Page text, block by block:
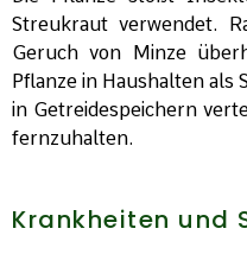
Streukraut verwendet.
Geruch von Minze
Pflanze in Haushalten
in Getreidespeichern
fernzuhalten.
Krankheiten und